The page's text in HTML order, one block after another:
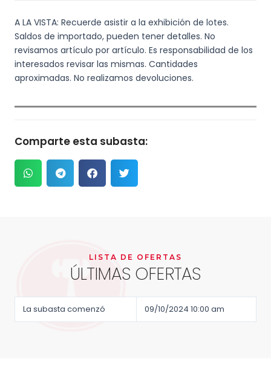
A LA VISTA: Recuerde asistir a la exhibición de lotes.
Saldos de importado, pueden tener detalles. No
revisamos artículo por artículo. Es responsabilidad de los
interesados revisar las mismas. Cantidades
aproximadas. No realizamos devoluciones.
Comparte esta subasta:
LISTA DE OFERTAS
ÚLTIMAS OFERTAS
La subasta comenzó 09/10/2024 10:00 am